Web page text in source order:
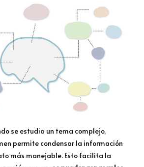
se estudia un tema complejo,
permite condensar la información
más manejable. Esto facilita la